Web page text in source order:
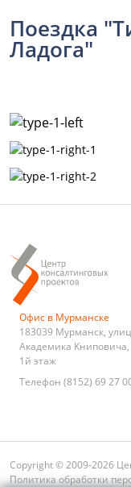
Поездка
Ладога"
Офис в Мурманске
183039 Мурманск,
Академика Книповича,
1й этаж
Телефон (8152) 69 27
Copyright © 2009-2026
Политика обработки